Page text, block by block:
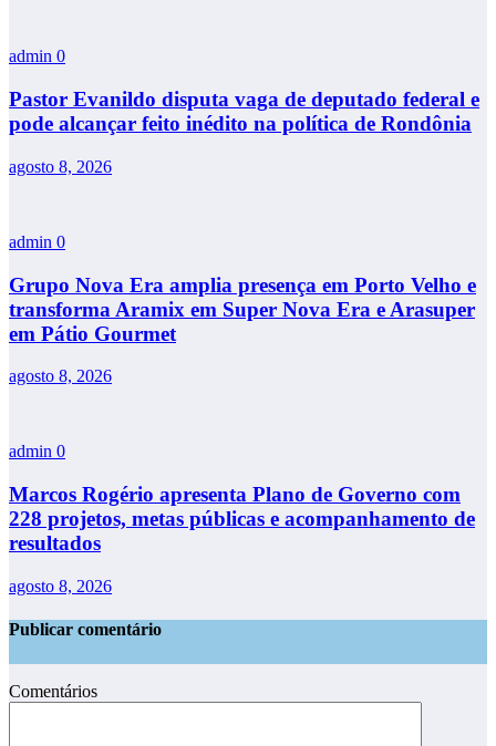
admin 0
Pastor Evanildo disputa vaga de deputado federal e
pode alcançar feito inédito na política de Rondônia
agosto 8, 2026
admin 0
Grupo Nova Era amplia presença em Porto Velho e
transforma Aramix em Super Nova Era e Arasuper
em Pátio Gourmet
agosto 8, 2026
admin 0
Marcos Rogério apresenta Plano de Governo com
228 projetos, metas públicas e acompanhamento de
resultados
agosto 8, 2026
Publicar comentário
Comentários